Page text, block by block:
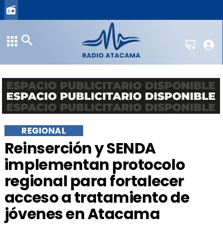
​Reinserción y SENDA
implementan protocolo
regional para fortalecer
acceso a tratamiento de
jóvenes en Atacama
REGIONAL